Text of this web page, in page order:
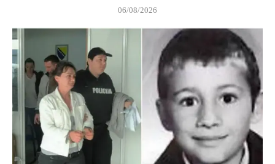
06/08/2026